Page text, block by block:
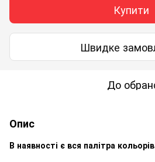
Купити
Швидке
До
Опис
В наявності є вся палітра